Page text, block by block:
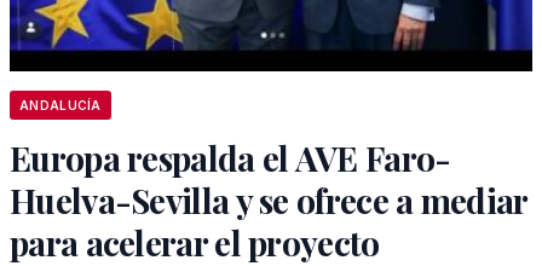
ANDALUCÍA
Europa respalda el AVE Faro-
Huelva-Sevilla y se ofrece a mediar
para acelerar el proyecto